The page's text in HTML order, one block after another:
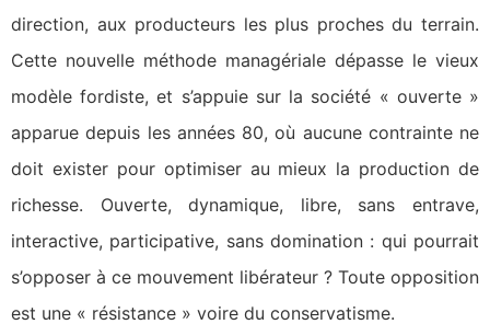
direction, aux producteurs les plus proches du terrain.
Cette nouvelle méthode managériale dépasse le vieux
modèle fordiste, et s’appuie sur la société « ouverte »
apparue depuis les années 80, où aucune contrainte ne
doit exister pour optimiser au mieux la production de
richesse. Ouverte, dynamique, libre, sans entrave,
interactive, participative, sans domination : qui pourrait
s’opposer à ce mouvement libérateur ? Toute opposition
est une « résistance » voire du conservatisme.